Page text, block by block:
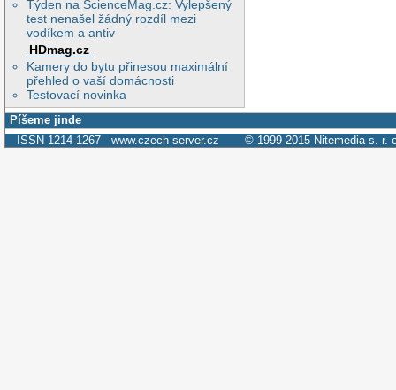
Týden na ScienceMag.cz: Vylepšený
test nenašel žádný rozdíl mezi
vodíkem a antiv
HDmag.cz
Kamery do bytu přinesou maximální
přehled o vaší domácnosti
Testovací novinka
Píšeme jinde
ISSN 1214-1267 www.czech-server.cz © 1999-2015 Nitemedia s. r.